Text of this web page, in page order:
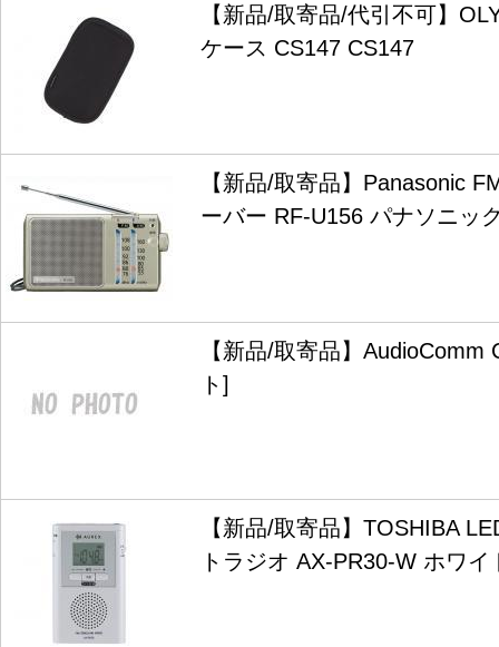
【新品/取寄品/代引不可】
ケース CS147 CS147
【新品/取寄品】Panasonic
ーバー RF-U156 パナソニッ
【新品/取寄品】AudioComm
ト]
【新品/取寄品】TOSHIBA
トラジオ AX-PR30-W ホワイ